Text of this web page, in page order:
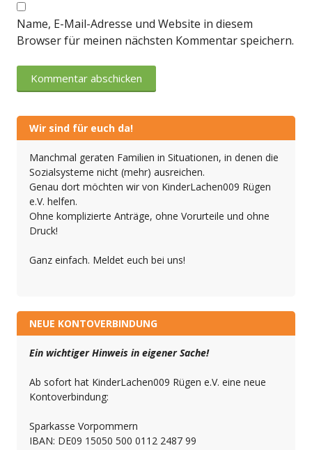
Name, E-Mail-Adresse und Website in diesem
Browser für meinen nächsten Kommentar speichern.
Wir sind für euch da!
Manchmal geraten Familien in Situationen, in denen die
Sozialsysteme nicht (mehr) ausreichen.
Genau dort möchten wir von KinderLachen009 Rügen
e.V. helfen.
Ohne komplizierte Anträge, ohne Vorurteile und ohne
Druck!
Ganz einfach. Meldet euch bei uns!
NEUE KONTOVERBINDUNG
Ein wichtiger Hinweis in eigener Sache!
Ab sofort hat KinderLachen009 Rügen e.V. eine neue
Kontoverbindung:
Sparkasse Vorpommern
IBAN: DE09 15050 500 0112 2487 99